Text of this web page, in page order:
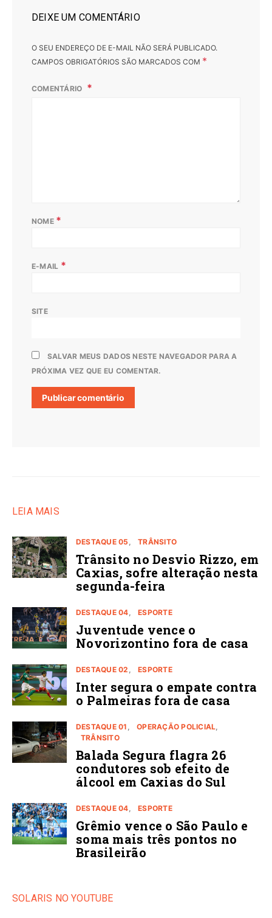
DEIXE UM COMENTÁRIO
O SEU ENDEREÇO DE E-MAIL NÃO SERÁ PUBLICADO.
CAMPOS OBRIGATÓRIOS SÃO MARCADOS COM *
COMENTÁRIO
NOME *
E-MAIL *
SITE
SALVAR MEUS DADOS NESTE NAVEGADOR PARA A
PRÓXIMA VEZ QUE EU COMENTAR.
LEIA MAIS
DESTAQUE 05 TRÂNSITO
Trânsito no Desvio Rizzo, em
Caxias, sofre alteração nesta
segunda-feira
DESTAQUE 04 ESPORTE
Juventude vence o
Novorizontino fora de casa
DESTAQUE 02 ESPORTE
Inter segura o empate contra
o Palmeiras fora de casa
DESTAQUE 01
OPERAÇÃO POLICIAL
TRÂNSITO
Balada Segura flagra 26
condutores sob efeito de
álcool em Caxias do Sul
DESTAQUE 04 ESPORTE
Grêmio vence o São Paulo e
soma mais três pontos no
Brasileirão
SOLARIS NO YOUTUBE